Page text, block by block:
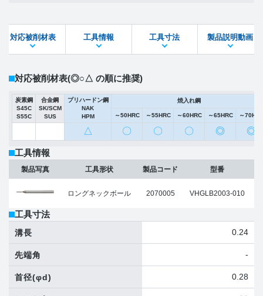
STEPファイル DXFファイル
対応被削材表 工具情報 工具寸法 製品説明動画
対応被削材表(◎○△ の順に推奨)
炭素鋼
S45C
S55C
合金鋼
SK/SCM
SUS
プリハードン鋼
NAK
HPM
焼入れ鋼
～50HRC ～55HRC ～60HRC ～65HRC ～
△ 〇 〇 〇 ◎ ◎
工具情報
製品写真 工具形状
ロングネックボール
製品コード
2070005
型番
VHGLB2003-010
工具寸法
溝長 0.24
先端角 -
首径(φd) 0.28